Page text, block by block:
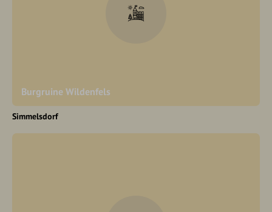
Burgruine Wildenfels
Simmelsdorf